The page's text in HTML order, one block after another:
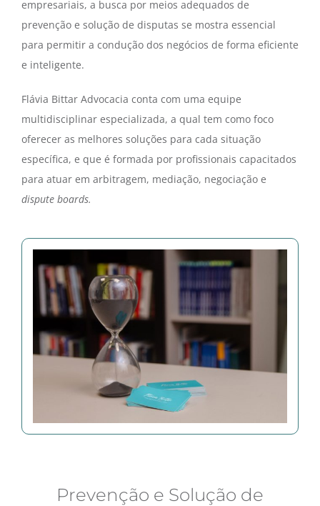
CONTATO
empresariais, a busca por meios adequados de
prevenção e solução de disputas se mostra essencial
para permitir a condução dos negócios de forma eficiente
e inteligente.
Flávia Bittar Advocacia conta com uma equipe
multidisciplinar especializada, a qual tem como foco
oferecer as melhores soluções para cada situação
específica, e que é formada por profissionais capacitados
para atuar em arbitragem, mediação, negociação e
dispute boards.
Prevenção e Solução de